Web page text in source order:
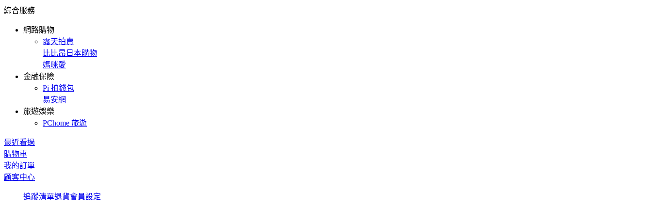
綜合服務
網路購物
露天拍賣
比比昂日本購物
媽咪愛
金融保險
Pi 拍錢包
易安網
旅遊娛樂
PChome 旅遊
最近看過
購物車
我的訂單
顧客中心
追蹤清單退貨會員設定